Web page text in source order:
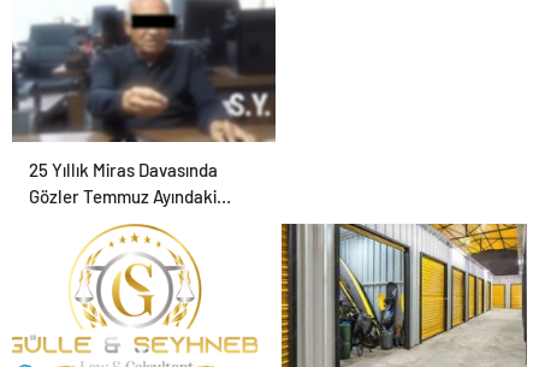
25 Yıllık Miras Davasında
Gözler Temmuz Ayındaki
Karar Duruşmasına Çevrildi